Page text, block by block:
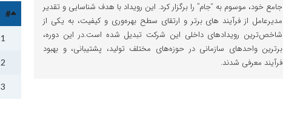
جامع خود، موسوم به “جام” را برگزار کرد. این رویداد با هدف شناسایی و تقدیر
مدیرعامل از فرآیند های برتر و ارتقای سطح بهره‌وری و کیفیت، به یکی از
شاخص‌ترین رویدادهای داخلی این شرکت تبدیل شده است.در این دوره،
برترین واحدهای سازمانی در حوزه‌های مختلف تولید، پشتیبانی، و بهبود
فرآیند معرفی شدند.
#
1
2
3